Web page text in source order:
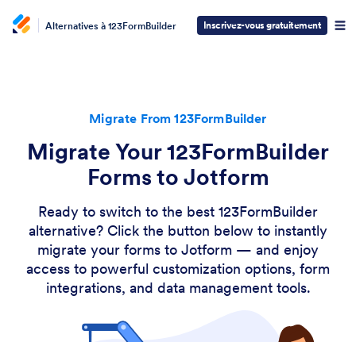
Alternatives à 123FormBuilder Inscrivez-vous gratuitement
Migrate From 123FormBuilder
Migrate Your 123FormBuilder
Forms to Jotform
Ready to switch to the best 123FormBuilder
alternative? Click the button below to instantly
migrate your forms to Jotform — and enjoy
access to powerful customization options, form
integrations, and data management tools.